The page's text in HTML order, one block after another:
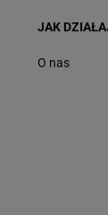
JAK
O nas